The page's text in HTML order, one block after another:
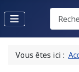
Vous êtes ici :